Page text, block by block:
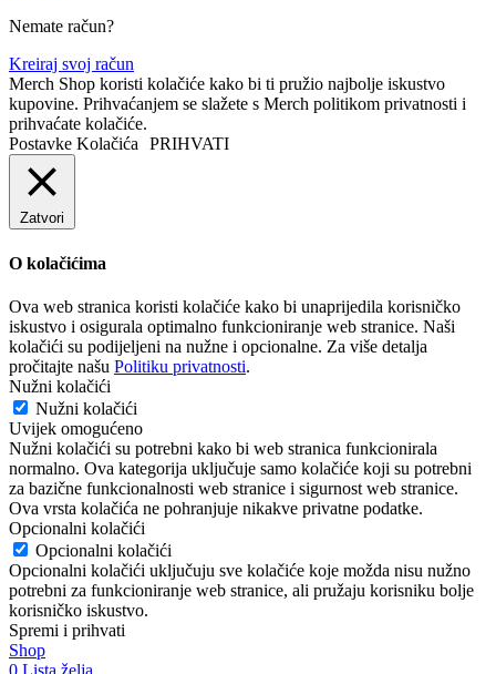
Nemate račun?
Kreiraj svoj račun
Merch Shop koristi kolačiće kako bi ti pružio najbolje iskustvo
kupovine. Prihvaćanjem se slažete s Merch politikom privatnosti i
prihvaćate kolačiće.
Postavke Kolačića PRIHVATI
Zatvori
O kolačićima
Ova web stranica koristi kolačiće kako bi unaprijedila korisničko
iskustvo i osigurala optimalno funkcioniranje web stranice. Naši
kolačići su podijeljeni na nužne i opcionalne. Za više detalja
pročitajte našu Politiku privatnosti.
Nužni kolačići
Nužni kolačići
Uvijek omogućeno
Nužni kolačići su potrebni kako bi web stranica funkcionirala
normalno. Ova kategorija uključuje samo kolačiće koji su potrebni
za bazične funkcionalnosti web stranice i sigurnost web stranice.
Ova vrsta kolačića ne pohranjuje nikakve privatne podatke.
Opcionalni kolačići
Opcionalni kolačići
Opcionalni kolačići uključuju sve kolačiće koje možda nisu nužno
potrebni za funkcioniranje web stranice, ali pružaju korisniku bolje
korisničko iskustvo.
Spremi i prihvati
Shop
0 Lista želja